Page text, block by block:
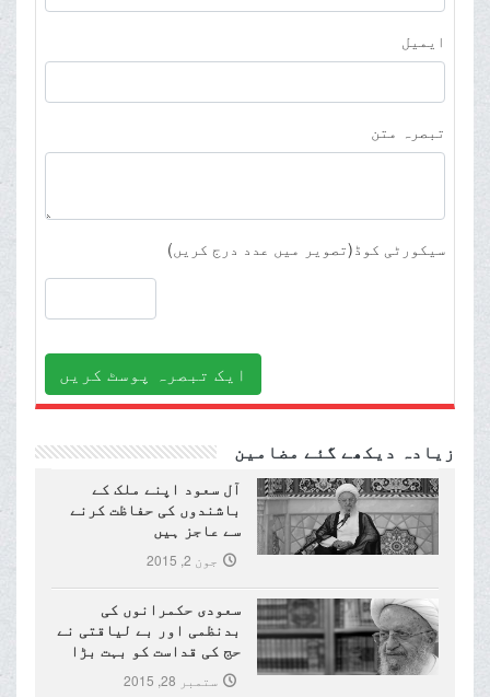
ایمیل
تبصرہ متن
سیکورٹی کوڈ(تصویر میں عدد درج کریں)
ایک تبصرہ پوسٹ کریں
زیادہ دیکھے گئے مضامین
آل سعود اپنے ملک کے
باشندوں کی حفاظت کرنے
سے عاجز ہیں
جون 2, 2015
سعودی حکمرانوں کی
بدنظمی اور بے لیاقتی نے
حج کی قداست کو بہت بڑا
نقصان پہنچایا ہے
ستمبر 28, 2015